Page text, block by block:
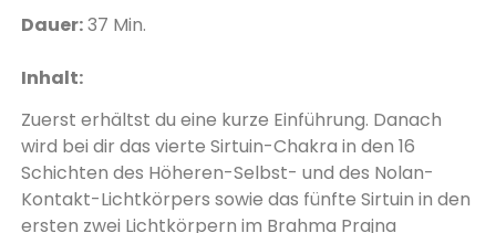
Dauer:37 Min.
Inhalt:
Zuerst erhältst du eine kurze Einführung. Danach
wird bei dir das vierte Sirtuin-Chakra in den 16
Schichten des Höheren-Selbst- und des Nolan-
Kontakt-Lichtkörpers sowie das fünfte Sirtuin in den
ersten zwei Lichtkörpern im Brahma Prajna